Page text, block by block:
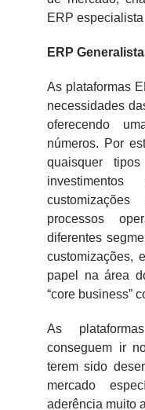
ERP especialista
ERP
As plataformas
necessidades
oferecendo
números. Por
quaisquer
processos
diferentes
customizações,
papel na área
“core business”
As
conseguem ir
terem sido
mercado
aderência muito